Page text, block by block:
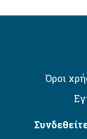
Όροι